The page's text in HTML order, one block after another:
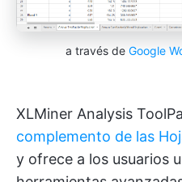
a través de Google
XLMiner Analysis
complemento de las
y ofrece a los usuarios